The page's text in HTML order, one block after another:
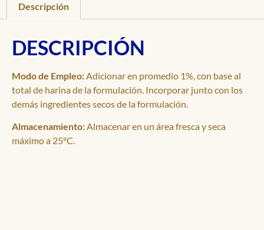
Descripción
DESCRIPCIÓN
Modo de Empleo:Adicionar en promedio 1%, con base al
total de harina de la formulación. Incorporar junto con los
demás ingredientes secos de la formulación.
Almacenamiento:Almacenar en un área fresca y seca
máximo a 25ºC.